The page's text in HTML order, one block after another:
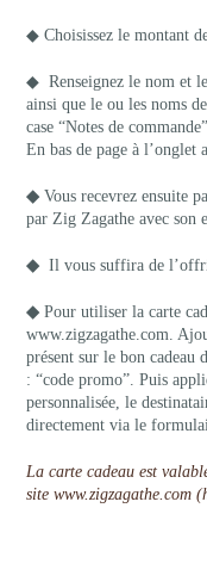
◆ Choisissez le montant
◆ Renseignez le nom et
ainsi que le ou les noms
case “Notes de
En bas de page à l’onglet
◆ Vous recevrez ensuite
par Zig Zagathe avec son
◆ Il vous suffira de
◆ Pour utiliser la carte
www.zigzagathe.com.
présent sur le bon cadeau
: “code promo”. Puis
personnalisée, le
directement via le
La carte cadeau est
site www.zigzagathe.com